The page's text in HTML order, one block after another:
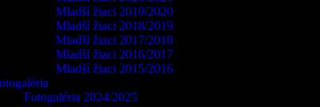
Mladší žiaci 2019/2020
Mladší žiaci 2018/2019
Mladší žiaci 2017/2018
Mladší žiaci 2016/2017
Mladší žiaci 2015/2016
Fotogaléria 2024/2025